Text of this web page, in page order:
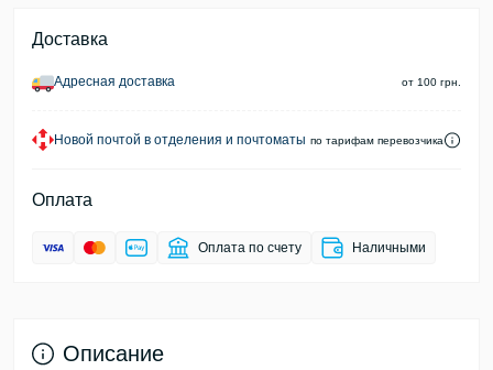
Доставка
Адресная доставка от 100 грн.
Новой почтой в отделения и почтоматы по тарифам перевозчика
Оплата
Оплата по счету Наличными
Описание